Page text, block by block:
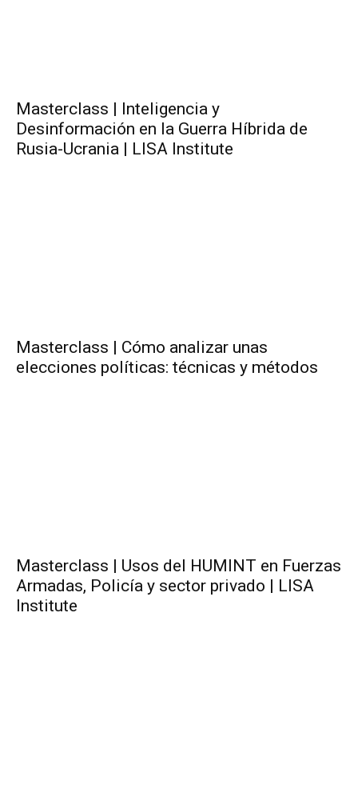
Masterclass | Inteligencia y
Desinformación en la Guerra Híbrida de
Rusia-Ucrania | LISA Institute
Masterclass | Cómo analizar unas
elecciones políticas: técnicas y métodos
Masterclass | Usos del HUMINT en Fuerzas
Armadas, Policía y sector privado | LISA
Institute